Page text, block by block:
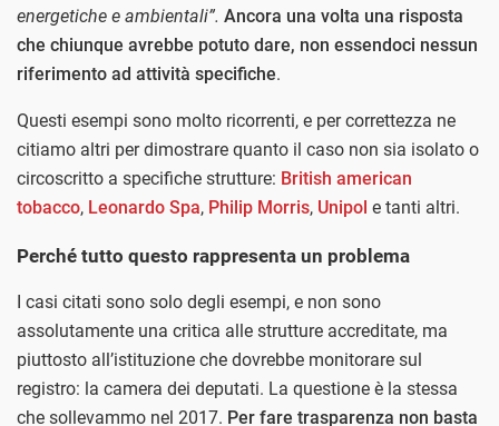
energetiche e ambientali”. Ancora una volta una risposta
che chiunque avrebbe potuto dare, non essendoci nessun
riferimento ad attività specifiche.
Questi esempi sono molto ricorrenti, e per correttezza ne
citiamo altri per dimostrare quanto il caso non sia isolato o
circoscritto a specifiche strutture: British american
tobacco, Leonardo Spa, Philip Morris, Unipol e tanti altri.
Perché tutto questo rappresenta un problema
I casi citati sono solo degli esempi, e non sono
assolutamente una critica alle strutture accreditate, ma
piuttosto all’istituzione che dovrebbe monitorare sul
registro: la camera dei deputati. La questione è la stessa
che sollevammo nel 2017. Per fare trasparenza non basta